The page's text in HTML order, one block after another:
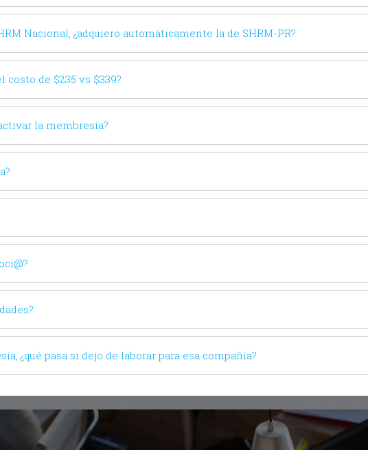
Nacional, ¿adquiero automáticamente la de SHRM-PR?
costo de $235 vs $339?
la membresía?
¿qué pasa si dejo de laborar para esa compañía?